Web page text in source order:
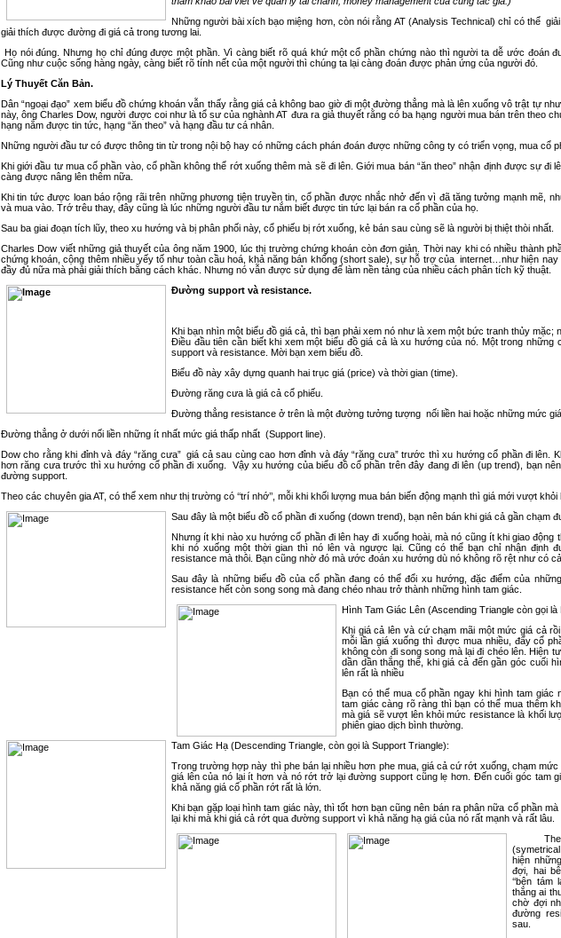
Những người bài xích bạo miệng hơn, còn nói rằng AT (Analysis Technical) chỉ có thể
giải thích được đường đi giá cả trong tương lai.
Họ nói đúng. Nhưng họ chỉ đúng được một phần. Vì càng biết rõ quá khứ một cổ phần chứng nào thì người ta dễ ước đoán
Cũng như cuộc sống hàng ngày, càng biết rõ tính nết của một người thì chúng ta lại càng đoán được phản ứng của người đó.
Lý Thuyết Căn Bản.
Dân “ngoại đạo” xem biểu đồ chứng khoán vẫn thấy rằng giá cả không bao giờ đi một đường thẳng mà là lên xuống vô trật tự
này, ông Charles Dow, người được coi như là tổ sư của nghành AT đưa ra giả thuyết rằng có ba hạng người mua bán trên theo
hạng nắm được tin tức, hạng “ăn theo” và hạng đầu tư cá nhân.
Những người đầu tư có được thông tin từ trong nội bộ hay có những cách phán đoán được những công ty có triển vọng, mua cổ
Khi giới đầu tư mua cổ phần vào, cổ phần không thể rớt xuống thêm mà sẽ đi lên. Giới mua bán “ăn theo” nhận định được sự đi
càng được nâng lên thêm nữa.
Khi tin tức được loan báo rộng rãi trên những phương tiện truyền tin, cổ phần được nhắc nhở đến vì đã tăng tưởng mạnh mẽ,
và mua vào. Trớ trêu thay, đây cũng là lúc những người đầu tư nắm biết được tin tức lại bán ra cổ phần của họ.
Sau ba giai đoạn tích lũy, theo xu hướng và bị phân phối này, cổ phiếu bị rớt xuống, kẻ bán sau cùng sẽ là người bị thiệt thòi nhất.
Charles Dow viết những giả thuyết của ông năm 1900, lúc thị trường chứng khoán còn đơn giản. Thời nay khi có nhiều thành
chứng khoán, cộng thêm nhiều yếy tố như toàn cầu hoá, khả năng bán khống (short sale), sự hỗ trợ của internet…như hiện
đầy đủ nữa mà phải giải thích bằng cách khác. Nhưng nó vẫn được sử dụng để làm nền tảng của nhiều cách phân tích kỹ thuật.
Đường support và resistance.
Khi bạn nhìn một biểu đồ giá cả, thì bạn phải xem nó như là xem một bức tranh thủy mặc;
Điều đầu tiên cần biết khi xem một biểu đồ giá cả là xu hướng của nó. Một trong
support và resistance. Mời bạn xem biểu đồ.
Biểu đồ này xây dựng quanh hai trục giá (price) và thời gian (time).
Đường răng cưa là giá cả cổ phiếu.
Đường thẳng resistance ở trên là một đường tưởng tượng nối liền hai hoặc những mức
Đường thẳng ở dưới nối liền những ít nhất mức giá thấp nhất (Support line).
Dow cho rằng khi đỉnh và đáy “răng cưa” giá cả sau cùng cao hơn đỉnh và đáy “răng cưa” trước thì xu hướng cổ phần đi lên.
hơn răng cưa trước thì xu hướng cổ phần đi xuống. Vậy xu hướng của biểu đồ cổ phần trên đây đang đi lên (up trend), bạn
đường support.
Theo các chuyên gia AT, có thể xem như thị trường có ‘‘trí nhớ’’, mỗi khi khối lượng mua bán biến động mạnh thì giá mới vượt khỏi
Sau đây là một biểu đồ cổ phần đi xuống (down trend), bạn nên bán khi giá cả gần chạm
Nhưng ít khi nào xu hướng cổ phần đi lên hay đi xuống hoài, mà nó cũng ít khi giao động
khi nó xuống một thời gian thì nó lên và ngược lại. Cũng có thể bạn chỉ nhận định
resistance mà thôi. Bạn cũng nhờ đó mà ước đoán xu hướng dù nó không rõ rệt như có cả
Sau đây là những biểu đồ của cổ phần đang có thể đổi xu hướng, đặc điểm của
resistance hết còn song song mà đang chéo nhau trở thành những hình tam giác.
Hình Tam Giác Lên (Ascending Triangle còn gọi
Khi giá cả lên và cứ chạm mãi một mức giá cả
mỗi lần giá xuống thì được mua nhiều, đẩy cổ
không còn đi song song mà lại đi chéo lên. Hiện
dần dần thắng thế, khi giá cả đến gần góc cuối
lên rất là nhiều
Bạn có thể mua cổ phần ngay khi hình tam giác
tam giác càng rõ ràng thì bạn có thể mua thêm
mà giá sẽ vượt lên khỏi mức resistance là khối
phiên giao dịch bình thường.
Tam Giác Hạ (Descending Triangle, còn gọi là Support Triangle):
Trong trường hợp này thì phe bán lại nhiều hơn phe mua, giá cả cứ rớt xuống, chạm
giá lên của nó lại ít hơn và nó rớt trở lại đường support cũng lẹ hơn. Đến cuối góc tam
khả năng giá cổ phần rớt rất là lớn.
Khi bạn gặp loại hình tam giác này, thì tốt hơn bạn cũng nên bán ra phân nữa cổ phần
lại khi mà khi giá cả rớt qua đường support vì khả năng hạ giá của nó rất mạnh và rất lâu.
hiện
đợi, hai
‘‘bên
thắng ai
chờ đợi
đường
sau.